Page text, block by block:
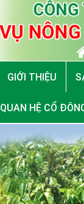
GIỚI THIỆU
QUAN HỆ CỔ